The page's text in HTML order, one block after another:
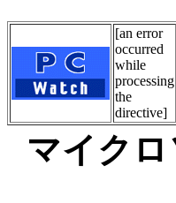
[an error
occurred
while
processing
the
directive]
マイク